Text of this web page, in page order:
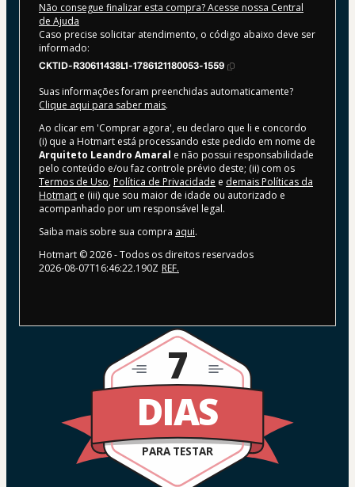
Não consegue finalizar esta compra? Acesse nossa Central
de Ajuda
Caso precise solicitar atendimento, o código abaixo deve ser
informado:
CKTID-R30611438L1-1786121180053-1559
Suas informações foram preenchidas automaticamente?
Clique aqui para saber mais.
Ao clicar em 'Comprar agora', eu declaro que li e concordo
(i) que a Hotmart está processando este pedido em nome de
Arquiteto Leandro Amaral e não possui responsabilidade
pelo conteúdo e/ou faz controle prévio deste; (ii) com os
Termos de Uso, Política de Privacidade e demais Políticas da
Hotmart e (iii) que sou maior de idade ou autorizado e
acompanhado por um responsável legal.
Saiba mais sobre sua compra aqui.
Hotmart ©2026- Todos os direitos reservados
2026-08-07T16:46:22.190Z REF.
DIAS
PARA TESTAR
7